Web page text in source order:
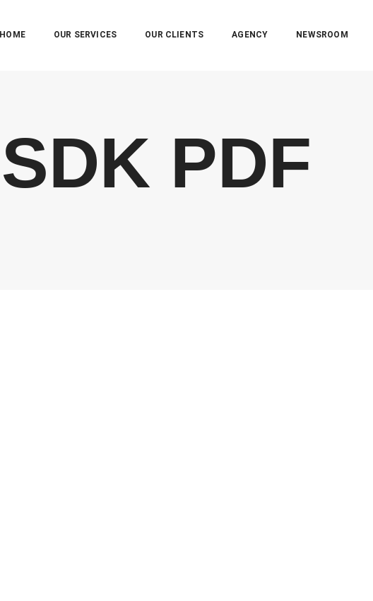
HOME OUR SERVICES OUR CLIENTS AGENCY NEWSROOM
SDK PDF